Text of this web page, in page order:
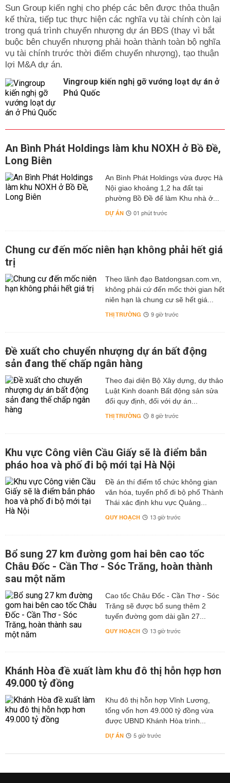
Sun Group kiến nghị cho phép các bên được thỏa thuận
kế thừa, tiếp tục thực hiện các nghĩa vụ tài chính còn lại
trong quá trình chuyển nhượng dự án BĐS (thay vì bắt
buộc bên chuyển nhượng phải hoàn thành toàn bộ nghĩa
vụ tài chính trước thời điểm chuyển nhượng), tạo thuận
lợi M&A dự án.
Vingroup kiến nghị gỡ vướng loạt dự án ở
Phú Quốc
An Bình Phát Holdings làm khu NOXH ở Bồ Đề,
Long Biên
An Bình Phát Holdings vừa được Hà
Nội giao khoảng 1,2 ha đất tại
phường Bồ Đề để làm Khu nhà ở...
DỰ ÁN 01 phút trước
Chung cư đến mốc niên hạn không phải hết giá
trị
Theo lãnh đạo Batdongsan.com.vn,
không phải cứ đến mốc thời gian hết
niên hạn là chung cư sẽ hết giá...
THỊ TRƯỜNG 9 giờ trước
Đề xuất cho chuyển nhượng dự án bất động
sản đang thế chấp ngân hàng
Theo đại diện Bộ Xây dựng, dự thảo
Luật Kinh doanh Bất động sản sửa
đổi quy định, đối với dự án...
THỊ TRƯỜNG 8 giờ trước
Khu vực Công viên Cầu Giấy sẽ là điểm bắn
pháo hoa và phố đi bộ mới tại Hà Nội
Đề án thí điểm tổ chức không gian
văn hóa, tuyến phố đi bộ phố Thành
Thái xác định khu vực Quảng...
QUY HOẠCH 13 giờ trước
Bổ sung 27 km đường gom hai bên cao tốc
Châu Đốc - Cần Thơ - Sóc Trăng, hoàn thành
sau một năm
Cao tốc Châu Đốc - Cần Thơ - Sóc
Trăng sẽ được bổ sung thêm 2
tuyến đường gom dài gần 27...
QUY HOẠCH 13 giờ trước
Khánh Hòa đề xuất làm khu đô thị hỗn hợp hơn
49.000 tỷ đồng
Khu đô thị hỗn hợp Vĩnh Lương,
tổng vốn hơn 49.000 tỷ đồng vừa
được UBND Khánh Hòa trình...
DỰ ÁN 5 giờ trước